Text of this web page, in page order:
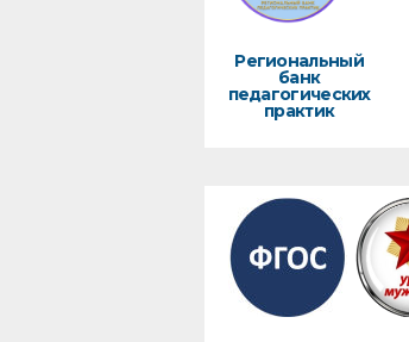
Региональный
банк
педагогических
практик